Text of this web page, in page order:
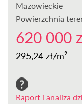
Mazowieckie
Powierzchnia
620 000
295,24 zł/m²
Raport i analiza